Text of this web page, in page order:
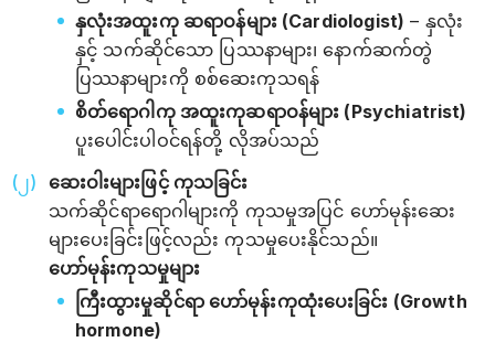
နှလုံးအထူးကု ဆရာဝန်များ (Cardiologist) – နှလုံး
နှင့် သက်ဆိုင်သော ပြဿနာများ၊ နောက်ဆက်တွဲ
ပြဿနာများကို စစ်ဆေးကုသရန်
စိတ်ရောဂါကု အထူးကုဆရာဝန်များ (Psychiatrist)
ပူးပေါင်းပါဝင်ရန်တို့ လိုအပ်သည်
ဆေးဝါးများဖြင့် ကုသခြင်း
သက်ဆိုင်ရာရောဂါများကို ကုသမှုအပြင် ဟော်မုန်းဆေး
များပေးခြင်းဖြင့်လည်း ကုသမှုပေးနိုင်သည်။
ဟော်မုန်းကုသမှုများ
ကြီးထွားမှု‌ဆိုင်ရာ ဟော်မုန်းကုထုံးပေးခြင်း (Growth
hormone)